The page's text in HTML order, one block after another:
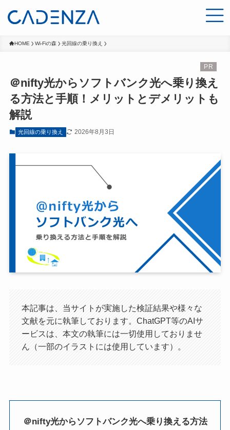
HOME Wi-Fiの森 光回線の乗り換え
＠nifty光からソフトバンク光へ乗り換え
る方法と手順！メリットとデメリットも
解説
光回線の乗り換え 2026年8月3日
本記事は、当サイトが実施した検証結果や様々な
文献を元に執筆しております。ChatGPT等のAIサ
ービスは、本文の執筆には一切使用しておりませ
ん（一部のイラストには使用しています）。
＠nifty光からソフトバンク光へ乗り換える方法